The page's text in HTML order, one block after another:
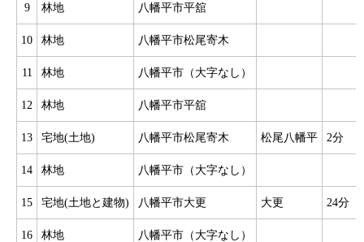
9 林地 八幡平市平舘
10 林地 八幡平市松尾寄木
11 林地 八幡平市（大字なし）
12 林地 八幡平市平舘
13 宅地(土地) 八幡平市松尾寄木 松尾八幡平 2分
14 林地 八幡平市（大字なし）
15 宅地(土地と建物) 八幡平市大更 大更 24分
16 林地 八幡平市（大字なし）